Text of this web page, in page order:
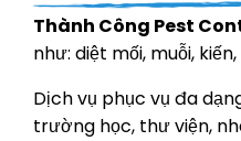
Thành Công Pest
như: diệt mối, muỗi,
Dịch vụ phục vụ đa
trường học, thư viện,